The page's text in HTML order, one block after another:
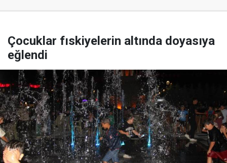
Çocuklar fıskiyelerin altında doyasıya
eğlendi